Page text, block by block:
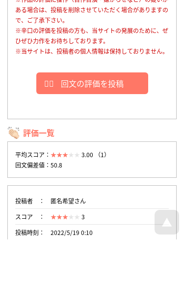
ある場合は、投稿を削除させていただく場合がありますの
で、ご了承下さい。
※辛口の評価を投稿の方も、当サイトの発展のために、ぜ
ひぜひ力作をお待ちしております。
※当サイトは、投稿者の個人情報は保持しておりません。
回文の評価を投稿
評価一覧
平均スコア：
3.00 （1）
回文偏差値：50.8
投稿者
匿名希望さん
スコア
3
投稿時刻
2022/5/19 0:10